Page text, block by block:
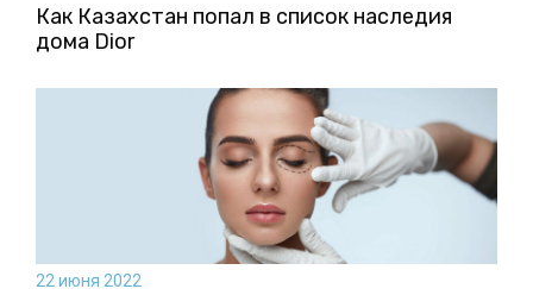
Как Казахстан попал в список наследия
дома Dior
22 июня 2022